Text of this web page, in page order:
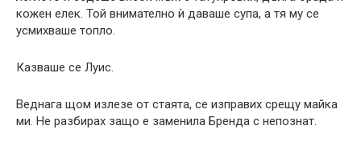
кожен елек. Той внимателно ѝ даваше супа, а тя му се
усмихваше топло.
Казваше се Луис.
Веднага щом излезе от стаята, се изправих срещу майка
ми. Не разбирах защо е заменила Бренда с непознат.